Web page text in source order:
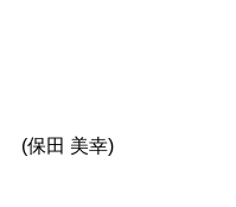
(保田 美幸)